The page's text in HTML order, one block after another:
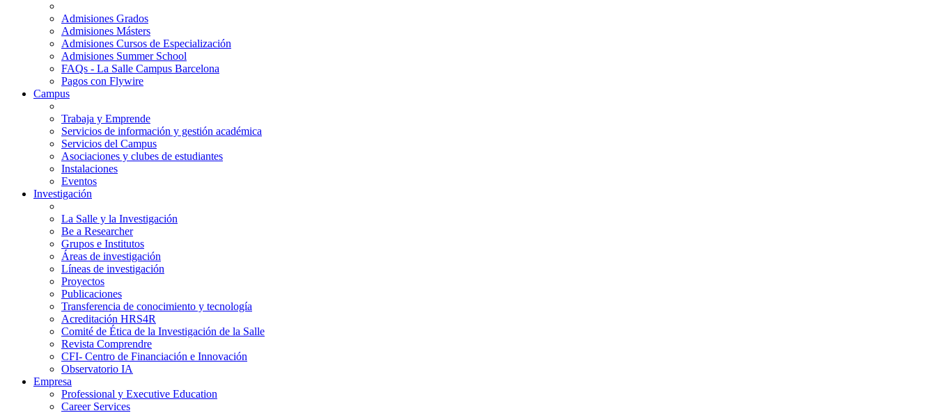
Admisiones Grados
Admisiones Másters
Admisiones Cursos de Especialización
Admisiones Summer School
FAQs - La Salle Campus Barcelona
Pagos con Flywire
Campus
Trabaja y Emprende
Servicios de información y gestión académica
Servicios del Campus
Asociaciones y clubes de estudiantes
Instalaciones
Eventos
Investigación
La Salle y la Investigación
Be a Researcher
Grupos e Institutos
Áreas de investigación
Líneas de investigación
Proyectos
Publicaciones
Transferencia de conocimiento y tecnología
Acreditación HRS4R
Comité de Ética de la Investigación de la Salle
Revista Comprendre
CFI- Centro de Financiación e Innovación
Observatorio IA
Empresa
Professional y Executive Education
Career Services